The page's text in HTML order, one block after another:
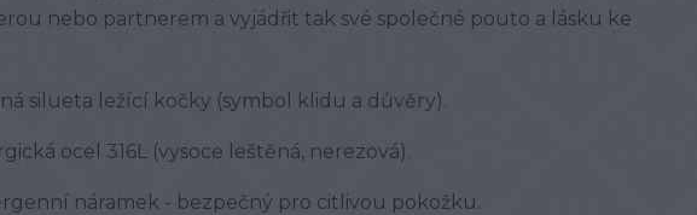
nebo partnerem a vyjádřit tak své společné pouto a lásku ke
silueta ležící kočky (symbol klidu a důvěry).
ocel 316L (vysoce leštěná, nerezová).
náramek - bezpečný pro citlivou pokožku.